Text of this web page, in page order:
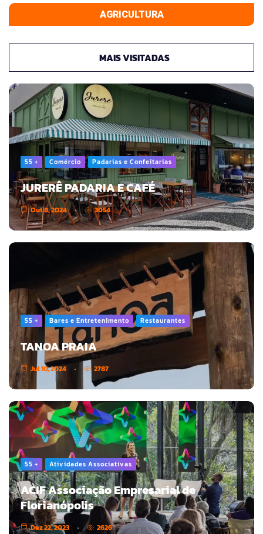
AGRICULTURA
MAIS VISITADAS
55 + Comércio Padarias e Confeitarias
JURERÊ PADARIA E CAFÉ
Out 8, 2024 3054
55 + Bares e Entretenimento Restaurantes
TANOA PRAIA
Jul 10, 2024 2787
55 + Atividades Associativas
ACIF Associação Empresarial de
Florianópolis
Dez 22, 2023 2626